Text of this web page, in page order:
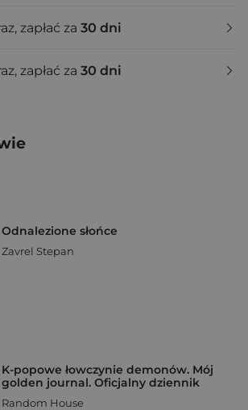
zapłać za 30 dni
zapłać za 30 dni
Odnalezione słońce
Zavrel Stepan
K-popowe łowczynie demonów. Mój
golden journal. Oficjalny dziennik
Random House